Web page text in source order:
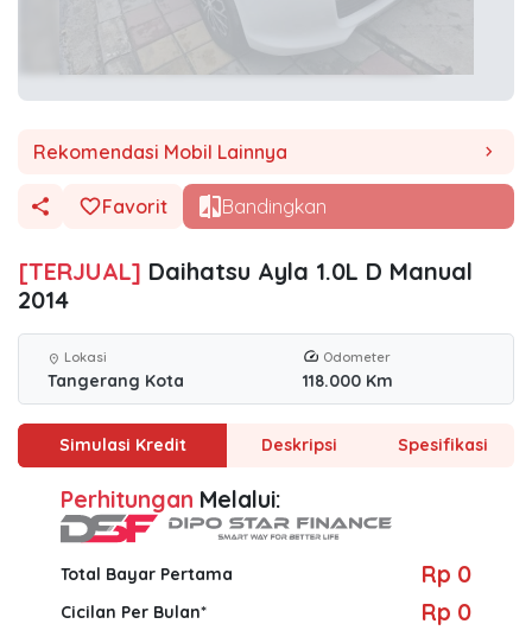
Rekomendasi Mobil Lainnya chevron_right
Favorit Bandingkan
[TERJUAL] Daihatsu Ayla 1.0L D Manual
2014
location_on Lokasi
Tangerang Kota
Odometer
118.000 Km
Simulasi Kredit Deskripsi Spesifikasi
Perhitungan Melalui:
Total Bayar Pertama Rp 0
Cicilan Per Bulan* Rp 0